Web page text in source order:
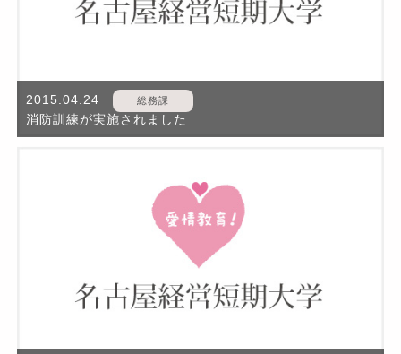
2015.04.24 総務課
消防訓練が実施されました